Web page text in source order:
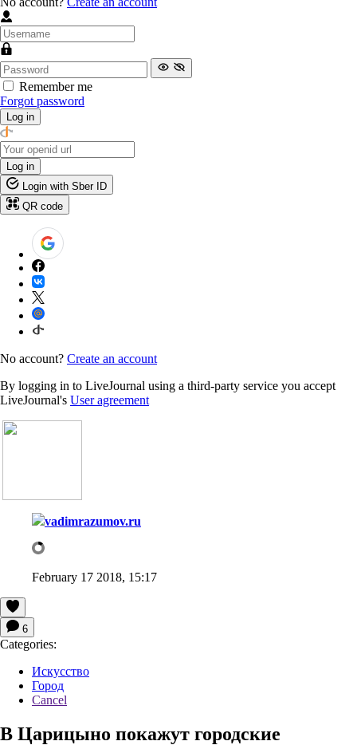
Remember me
Forgot password
Log in
Log in
Login with Sber ID
QR code
No account? Create an account
By logging in to LiveJournal using a third-party service you accept
LiveJournal's User agreement
vadimrazumov.ru
February 17 2018, 15:17
6
Categories:
Искусство
Город
Cancel
В Царицыно покажут городские